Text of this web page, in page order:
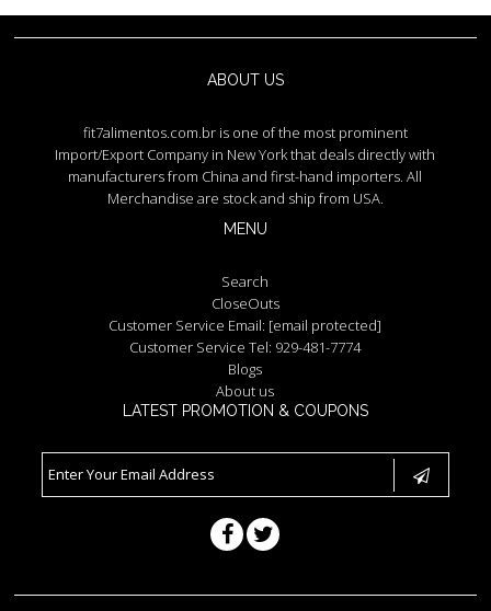
ABOUT US
fit7alimentos.com.br is one of the most prominent
Import/Export Company in New York that deals directly with
manufacturers from China and first-hand importers. All
Merchandise are stock and ship from USA.
MENU
Search
CloseOuts
Customer Service Email: [email protected]
Customer Service Tel: 929-481-7774
Blogs
About us
LATEST PROMOTION & COUPONS